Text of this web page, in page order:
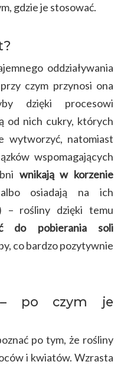
gdzie je stosować.
oddziaływania
czym przynosi ona
dzięki procesowi
od nich cukry, których
wytworzyć, natomiast
wspomagających
wnikają w korzenie
albo osiadają na ich
– rośliny dzięki temu
do pobierania soli
co bardzo pozytywnie
– po czym je
po tym, że rośliny
i kwiatów. Wzrasta